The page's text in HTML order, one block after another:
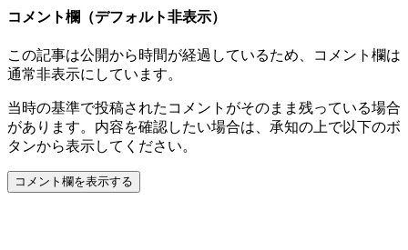
コメント欄（デフォルト非表示）
この記事は公開から時間が経過しているため、コメント欄は
通常非表示にしています。
当時の基準で投稿されたコメントがそのまま残っている場合
があります。内容を確認したい場合は、承知の上で以下のボ
タンから表示してください。
コメント欄を表示する